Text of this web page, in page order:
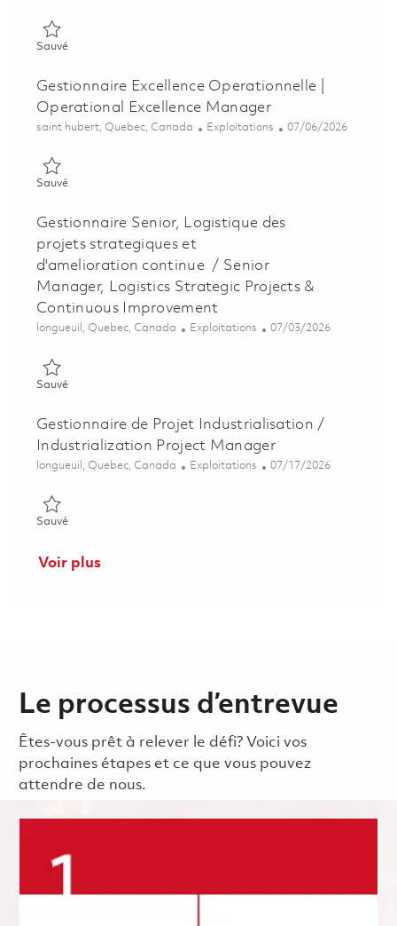
SauvéSauvé Inspecteur révision de la qualité / Aide Monteur, centre
Gestionnaire Excellence Operationnelle |
Operational Excellence Manager
Emplacement
saint hubert, Quebec, Canada Catégorie
Exploitations Posted Date
07/06/2026
SauvéSauvé Gestionnaire Excellence Operationnelle | Operational
Gestionnaire Senior, Logistique des
projets strategiques et
d'amelioration continue / Senior
Manager, Logistics Strategic Projects &
Continuous Improvement
Emplacement
longueuil, Quebec, Canada Catégorie
Exploitations Posted Date
07/03/2026
SauvéSauvé Gestionnaire Senior, Logistique des projets
Gestionnaire de Projet Industrialisation /
Industrialization Project Manager
Emplacement
longueuil, Quebec, Canada Catégorie
Exploitations Posted Date
07/17/2026
SauvéSauvé Gestionnaire de Projet Industrialisation /
Voir plus
Le processus d’entrevue
Êtes-vous prêt à relever le défi? Voici vos
prochaines étapes et ce que vous pouvez
attendre de nous.